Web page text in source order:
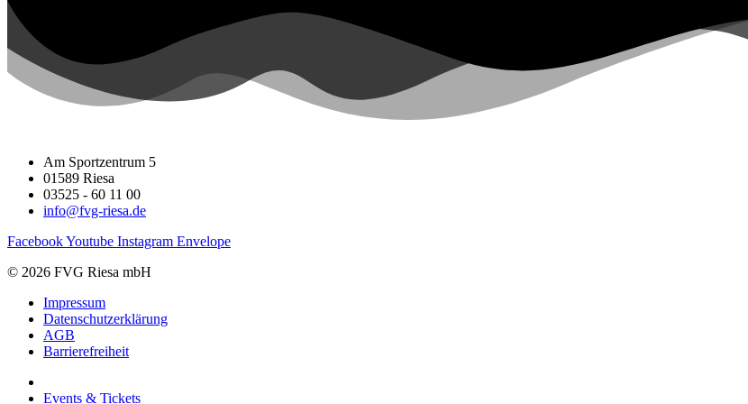
Am Sportzentrum 5
01589 Riesa
03525 - 60 11 00
info@fvg-riesa.de
FacebookYoutube Instagram Envelope
© 2026 FVG Riesa mbH
Impressum
Datenschutzerklärung
AGB
Barrierefreiheit
Events & Tickets